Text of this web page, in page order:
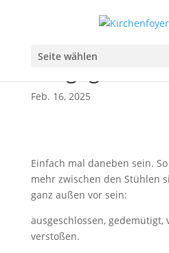
Seite wählen
Wort zum
Feb. 16, 2025
Einfach mal daneben sein.
mehr zwischen den Stühlen
ganz außen vor sein:
ausgeschlossen, gedemütigt,
verstoßen.